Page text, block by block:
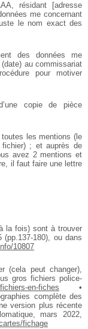
résidant [adresse
me concernant
le nom exact des
des données me
au commissariat
pour motiver
copie de pièce
toutes les mentions (le
fichier) ; et auprès de
avez 2 mentions et
il faut faire une lettre
la fois) sont à trouver
180), ou dans
10807
(cela peut changer),
gros fichiers police-
en-fiches •
complète des
version plus récente
mars 2022,
fichage